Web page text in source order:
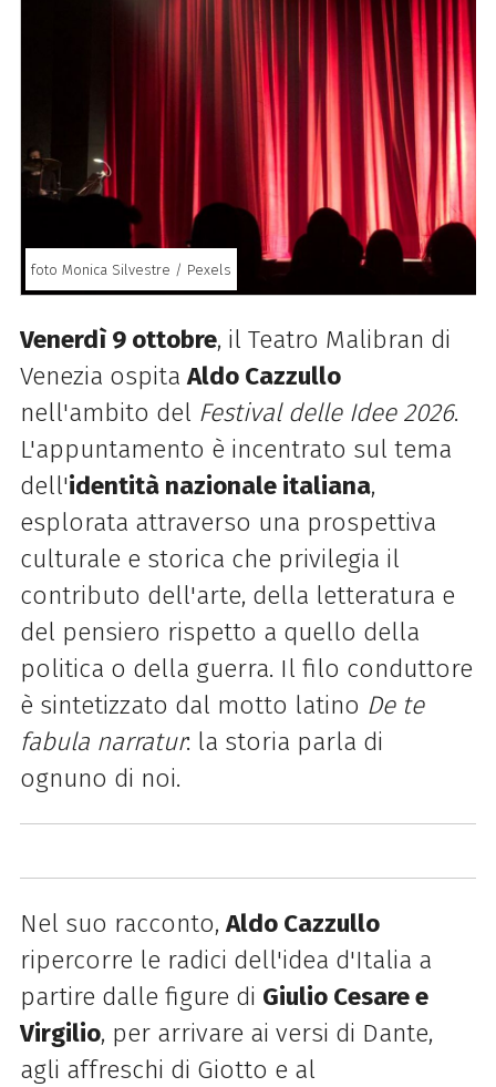
foto Monica Silvestre / Pexels
Venerdì 9 ottobre, il Teatro Malibran di
Venezia ospitaAldo Cazzullo
nell'ambito del Festival delle Idee 2026.
L'appuntamento è incentrato sul tema
dell'identità nazionale italiana,
esplorata attraverso una prospettiva
culturale e storica che privilegia il
contributo dell'arte, della letteratura e
del pensiero rispetto a quello della
politica o della guerra. Il filo conduttore
è sintetizzato dal motto latino De te
fabula narratur: la storia parla di
ognuno di noi.
Nel suo racconto,Aldo Cazzullo
ripercorre le radici dell'idea d'Italia a
partire dalle figure di Giulio Cesare e
Virgilio, per arrivare ai versi di Dante,
agli affreschi di Giotto e al